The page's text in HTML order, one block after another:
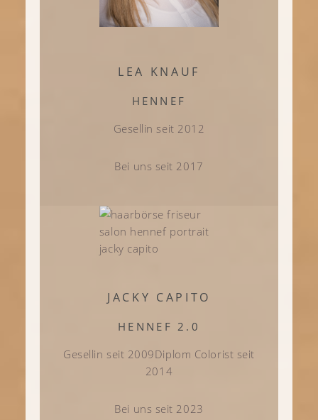
LEA KNAUF
HENNEF
Gesellin seit 2012
Bei uns seit 2017
JACKY CAPITO
HENNEF 2.0
Gesellin seit 2009Diplom Colorist seit
2014
Bei uns seit 2023